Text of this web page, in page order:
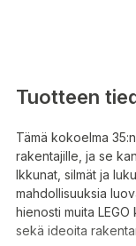
Tuotteen
Tämä kokoelma
rakentajille, ja se
Ikkunat, silmät ja
mahdollisuuksia
hienosti muita
sekä ideoita